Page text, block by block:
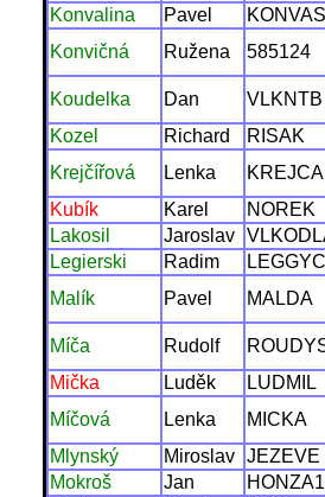
Konvalina
Pavel
KONVAS
Konvičná
Ružena 585124
Koudelka Dan
VLKNTB
Kozel
Richard
RISAK
Krejčířová
Lenka
KREJCA
Kubík
Karel
NOREK
Lakosil
Jaroslav
Legierski
Radim
Malík
Pavel MALDA
Míča Rudolf
Mička
Luděk
LUDMIL
Míčová
Lenka
MICKA
Mlynský
Miroslav JEZEVE
Mokroš
Jan